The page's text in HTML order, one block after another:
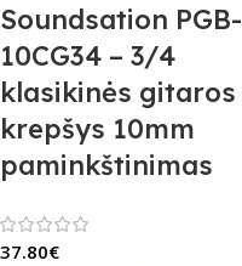
Soundsation PGB-
10CG34 – 3/4
klasikinės gitaros
krepšys 10mm
paminkštinimas
37.80€